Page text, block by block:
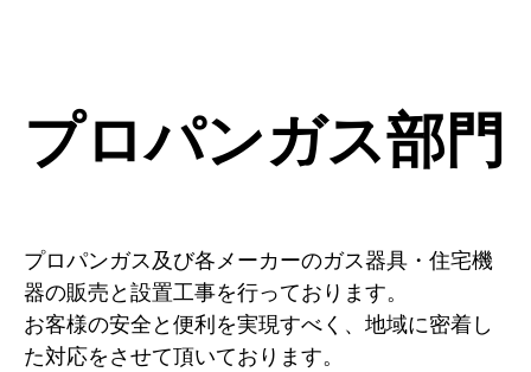
プロパンガス部門
プロパンガス及び各メーカーのガス器具・住宅機
器の販売と設置工事を行っております。
お客様の安全と便利を実現すべく、地域に密着し
た対応をさせて頂いております。